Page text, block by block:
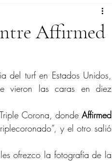
Affirmed
del turf en Estados Unidos,
vieron las caras en diez
Corona, donde Affirmed
y el otro salió
ofrezco la fotografía de la